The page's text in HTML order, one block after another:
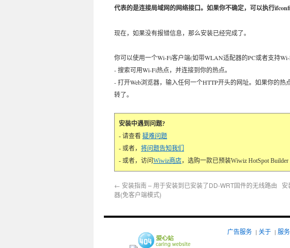
代表的是连接局域网的网络接口。如果你不确定，可以执行
现在，如果没有报错信息，那么安装已经完成了。
你可以使用一个Wi-Fi客户端(如带WLAN适配器的PC或者支持
- 搜索可用Wi-Fi热点，并连接到你的热点。
- 打开Web浏览器，输入任何一个HTTP开头的网址。如果你的
转了。
安装中遇到问题?
- 请查看 疑难问题
- 或者， 将问题告知我们
- 或者，访问 Wiwiz商店，选购一款已预装Wiwiz HotSpot
← 安装指南 – 用于安装到已安装了DD-WRT固件的无线路由
器(免客户端模式)
安
广告服务 | 关于 | 服